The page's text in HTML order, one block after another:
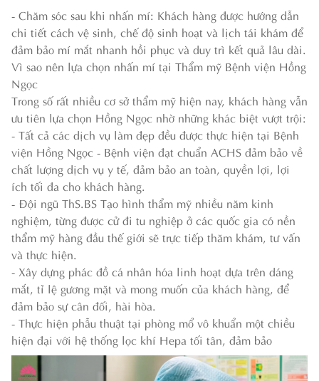
- Chăm sóc sau khi nhấn mí: Khách hàng được hướng dẫn
chi tiết cách vệ sinh, chế độ sinh hoạt và lịch tái khám để
đảm bảo mí mắt nhanh hồi phục và duy trì kết quả lâu dài.
Vì sao nên lựa chọn nhấn mí tại Thẩm mỹ Bệnh viện Hồng
Ngọc
Trong số rất nhiều cơ sở thẩm mỹ hiện nay, khách hàng vẫn
ưu tiên lựa chọn Hồng Ngọc nhờ những khác biệt vượt trội:
- Tất cả các dịch vụ làm đẹp đều được thực hiện tại Bệnh
viện Hồng Ngọc - Bệnh viện đạt chuẩn ACHS đảm bảo về
chất lượng dịch vụ y tế, đảm bảo an toàn, quyền lợi, lợi
ích tối đa cho khách hàng.
- Đội ngũ ThS.BS Tạo hình thẩm mỹ nhiều năm kinh
nghiệm, từng được cử đi tu nghiệp ở các quốc gia có nền
thẩm mỹ hàng đầu thế giới sẽ trực tiếp thăm khám, tư vấn
và thực hiện.
- Xây dựng phác đồ cá nhân hóa linh hoạt dựa trên dáng
mắt, tỉ lệ gương mặt và mong muốn của khách hàng, để
đảm bảo sự cân đối, hài hòa.
- Thực hiện phẫu thuật tại phòng mổ vô khuẩn một chiều
hiện đại với hệ thống lọc khí Hepa tối tân, đảm bảo